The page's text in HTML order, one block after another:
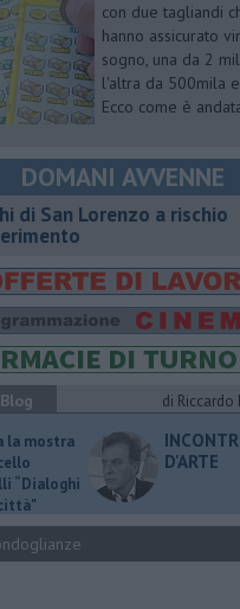
con due tagliandi
hanno assicurato
sogno, una da 2
l'altra da 500mila
Ecco come è
DOMANI AVVENNE
di San Lorenzo a rischio
di Riccardo
la mostra
“Dialoghi
D'ARTE